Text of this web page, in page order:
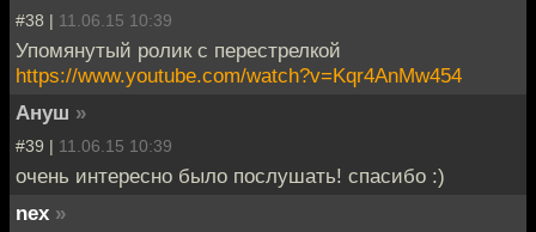
#38 | 11.06.15 10:39
Упомянутый ролик с перестрелкой
https://www.youtube.com/watch?v=Kqr4AnMw454
Ануш »
#39 | 11.06.15 10:39
очень интересно было послушать! спасибо :)
nex »